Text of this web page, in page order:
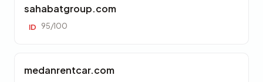
sahabatgroup.com
ID 95/100
medanrentcar.com